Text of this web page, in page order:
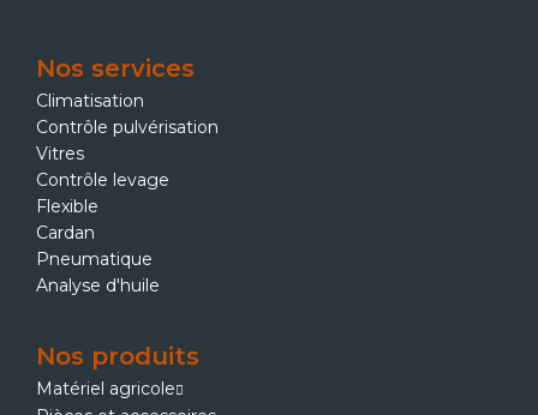
Nos services
Climatisation
Contrôle pulvérisation
Vitres
Contrôle levage
Flexible
Cardan
Pneumatique
Analyse d'huile
Nos produits
Matériel agricole